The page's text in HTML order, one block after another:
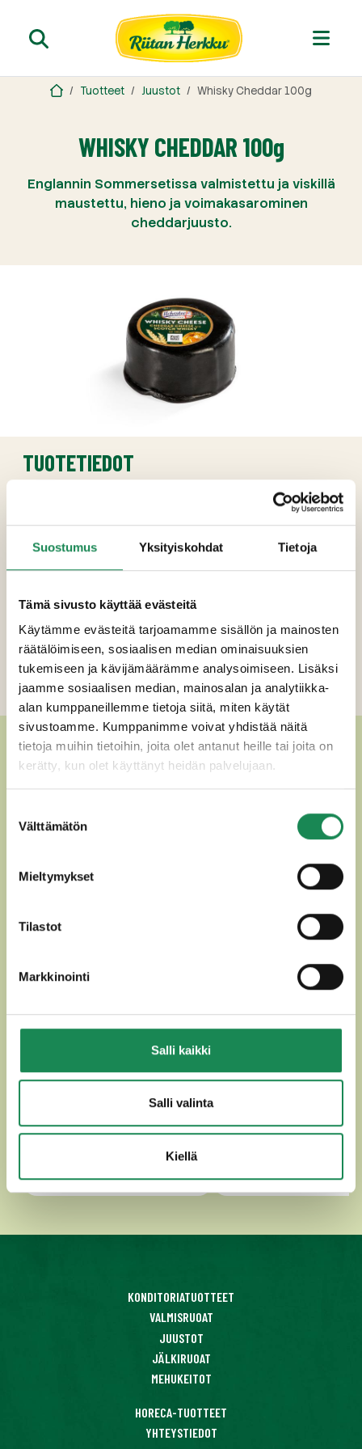
Suostumus Yksityiskohdat Tietoja
Tämä sivusto käyttää evästeitä
Käytämme evästeitä tarjoamamme sisällön ja mainosten
räätälöimiseen, sosiaalisen median ominaisuuksien
tukemiseen ja kävijämäärämme analysoimiseen. Lisäksi
jaamme sosiaalisen median, mainosalan ja analytiikka-
alan kumppaneillemme tietoja siitä, miten käytät
sivustoamme. Kumppanimme voivat yhdistää näitä
tietoja muihin tietoihin, joita olet antanut heille tai joita on
kerätty, kun olet käyttänyt heidän palvelujaan.
valinta
Välttämätön
Mieltymykset
Tilastot
Markkinointi
Salli kaikki
Salli valinta
Kiellä
Tuotteet Juustot Whisky Cheddar 100g
WHISKY CHEDDAR 100g
Englannin Sommersetissa valmistettu ja viskillä
maustettu, hieno ja voimakasarominen
cheddarjuusto.
TUOTETIEDOT
mikrobiologinen juoksute, viski (2%),
säilöntäaine: kaliumsorbaatti
Pakkauskoot
Ravintosisältö
Lisätiedot
MUUT HERKULLISET
SESONKITUOTTEET
KONDITORIATUOTTEET
VALMISRUOAT
JUUSTOT
JÄLKIRUOAT
MEHUKEITOT
HORECA-TUOTTEET
YHTEYSTIEDOT